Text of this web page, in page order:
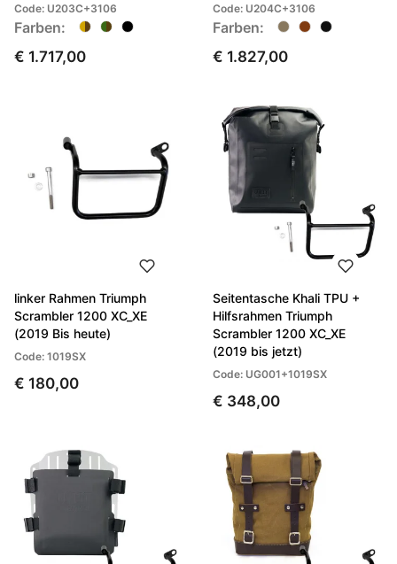
Code: U203C+3106
Farben:
€ 1.717,00
Code: U204C+3106
Farben:
€ 1.827,00
linker Rahmen Triumph
Scrambler 1200 XC_XE
(2019 Bis heute)
Code: 1019SX
€ 180,00
Seitentasche Khali TPU +
Hilfsrahmen Triumph
Scrambler 1200 XC_XE
(2019 bis jetzt)
Code: UG001+1019SX
€ 348,00